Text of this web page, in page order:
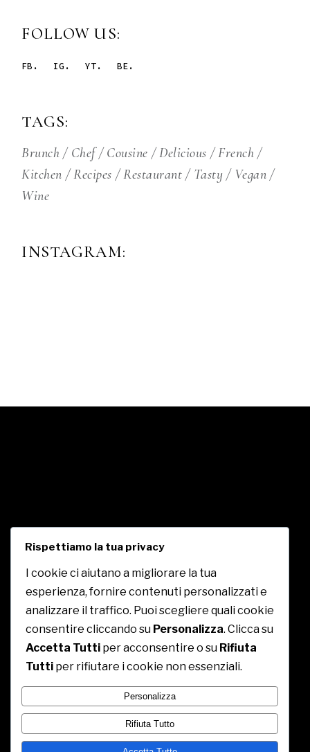
FOLLOW US:
FB. IG. YT. BE.
TAGS:
Brunch Chef Cousine Delicious
French
Kitchen
Recipes Restaurant Tasty
Vegan
Wine
INSTAGRAM:
CE.PA. Royal
c/o Centro Commerciale Insieme, Contrada Piane
Sant'Angelo, snc, 66050 San Salvo CH
Rispettiamo la tua privacy
I cookie ci aiutano a migliorare la tua
esperienza, fornire contenuti personalizzati e
analizzare il traffico. Puoi scegliere quali cookie
consentire cliccando su Personalizza. Clicca su
Accetta Tutti per acconsentire o su Rifiuta
Tutti per rifiutare i cookie non essenziali.
Personalizza
Rifiuta Tutto